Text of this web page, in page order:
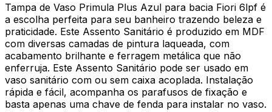
Tampa de Vaso Primula Plus Azul para bacia Fiori 6lpf é
a escolha perfeita para seu banheiro trazendo beleza e
praticidade. Este Assento Sanitário é produzido em MDF
com diversas camadas de pintura laqueada, com
acabamento brilhante e ferragem metálica que não
enferruja. Este Assento Sanitário pode ser usado em
vaso sanitário com ou sem caixa acoplada. Instalação
rápida e fácil, acompanha os parafusos de fixação e
basta apenas uma chave de fenda para instalar no vaso.